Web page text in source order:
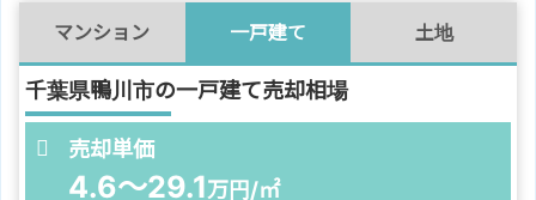
マンション 一戸建て 土地
千葉県鴨川市の一戸建て売却相場
売却単価
4.6～29.1万円/㎡